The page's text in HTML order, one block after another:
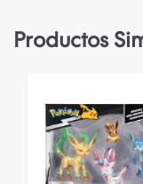
Productos